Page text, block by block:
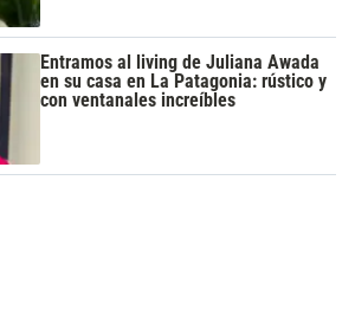
Entramos al living de Juliana Awada
en su casa en La Patagonia: rústico y
con ventanales increíbles